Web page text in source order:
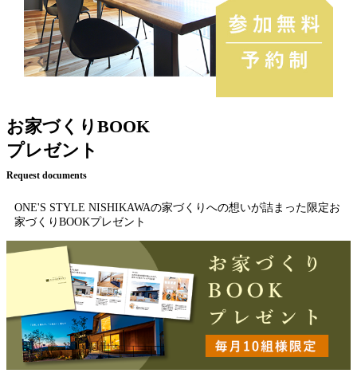
お家づくりBOOK
プレゼント
Request documents
ONE'S STYLE NISHIKAWAの家づくりへの想いが詰まった限定お
家づくりBOOKプレゼント